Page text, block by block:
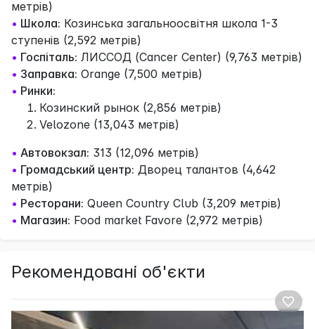
метрів)
• Школа: Козинська загальноосвітня школа 1-3
ступенів (2,592 метрів)
• Госпіталь: ЛИССОД (Cancer Center) (9,763 метрів)
• Заправка: Orange (7,500 метрів)
• Ринки:
Козинский рынок (2,856 метрів)
Velozone (13,043 метрів)
• Автовокзал: 313 (12,096 метрів)
• Громадський центр: Дворец талантов (4,642
метрів)
• Ресторани: Queen Country Club (3,209 метрів)
• Магазин: Food market Favore (2,972 метрів)
Рекомендовані об'єкти